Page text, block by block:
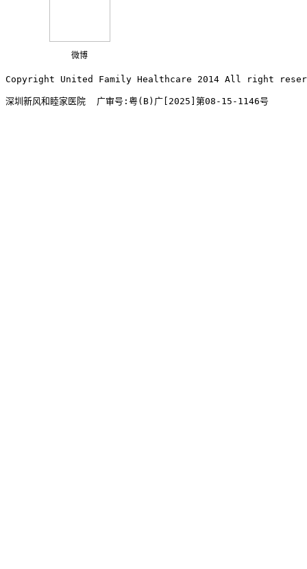
微博
Copyright United Family Healthcare 2014 All right
深圳新风和睦家医院  广审号:粤(B)广[2025]第08-15-1146号